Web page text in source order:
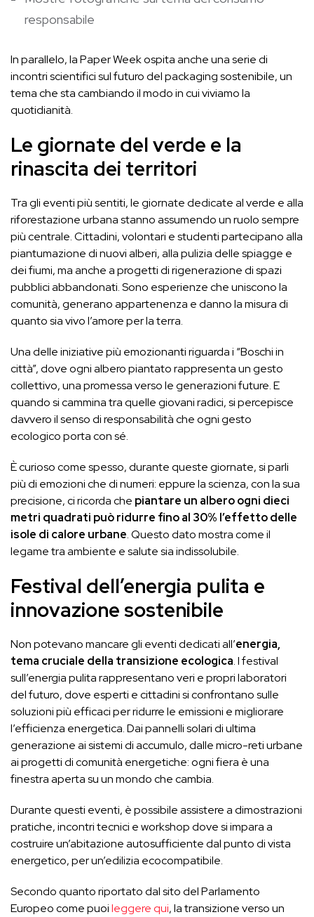
responsabile
In parallelo, la Paper Week ospita anche una serie di
incontri scientifici sul futuro del packaging sostenibile, un
tema che sta cambiando il modo in cui viviamo la
quotidianità.
Le giornate del verde e la
rinascita dei territori
Tra gli eventi più sentiti, le giornate dedicate al verde e alla
riforestazione urbana stanno assumendo un ruolo sempre
più centrale. Cittadini, volontari e studenti partecipano alla
piantumazione di nuovi alberi, alla pulizia delle spiagge e
dei fiumi, ma anche a progetti di rigenerazione di spazi
pubblici abbandonati. Sono esperienze che uniscono la
comunità, generano appartenenza e danno la misura di
quanto sia vivo l’amore per la terra.
Una delle iniziative più emozionanti riguarda i “Boschi in
città”, dove ogni albero piantato rappresenta un gesto
collettivo, una promessa verso le generazioni future. E
quando si cammina tra quelle giovani radici, si percepisce
davvero il senso di responsabilità che ogni gesto
ecologico porta con sé.
È curioso come spesso, durante queste giornate, si parli
più di emozioni che di numeri: eppure la scienza, con la sua
precisione, ci ricorda che piantare un albero ogni dieci
metri quadrati può ridurre fino al 30% l’effetto delle
isole di calore urbane. Questo dato mostra come il
legame tra ambiente e salute sia indissolubile.
Festival dell’energia pulita e
innovazione sostenibile
Non potevano mancare gli eventi dedicati all’energia,
tema cruciale della transizione ecologica. I festival
sull’energia pulita rappresentano veri e propri laboratori
del futuro, dove esperti e cittadini si confrontano sulle
soluzioni più efficaci per ridurre le emissioni e migliorare
l’efficienza energetica. Dai pannelli solari di ultima
generazione ai sistemi di accumulo, dalle micro-reti urbane
ai progetti di comunità energetiche: ogni fiera è una
finestra aperta su un mondo che cambia.
Durante questi eventi, è possibile assistere a dimostrazioni
pratiche, incontri tecnici e workshop dove si impara a
costruire un’abitazione autosufficiente dal punto di vista
energetico, per un’edilizia ecocompatibile.
Secondo quanto riportato dal sito del Parlamento
Europeo come puoileggere qui, la transizione verso un